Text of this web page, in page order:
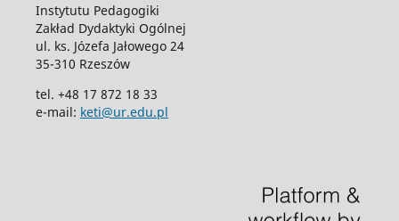
Instytutu Pedagogiki
Zakład Dydaktyki Ogólnej
ul. ks. Józefa Jałowego 24
35-310 Rzeszów
tel. +48 17 872 18 33
e-mail: keti@ur.edu.pl